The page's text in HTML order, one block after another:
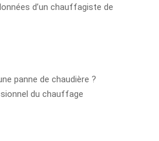
d’un chauffagiste de
panne de chaudière ?
du chauffage